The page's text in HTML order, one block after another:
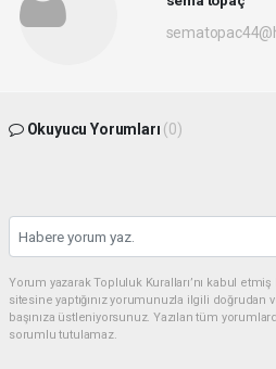
Okuyucu Yorumları (0)
Yorum yazarak Topluluk Kuralları’nı kabul
sitesine yaptığınız yorumunuzla ilgili doğrudan
başınıza üstleniyorsunuz. Yazılan tüm
sorumlu tutulamaz.